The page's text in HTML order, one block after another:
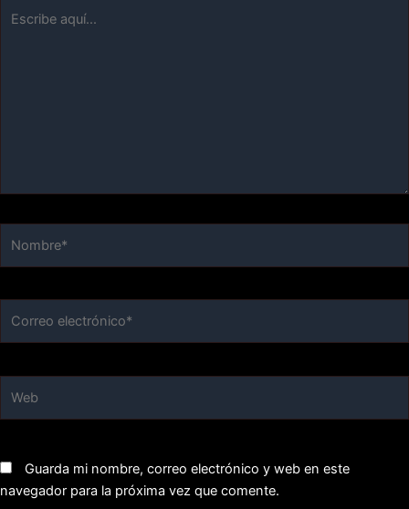
aquí...
Guarda mi nombre, correo electrónico y web en este
navegador para la próxima vez que comente.